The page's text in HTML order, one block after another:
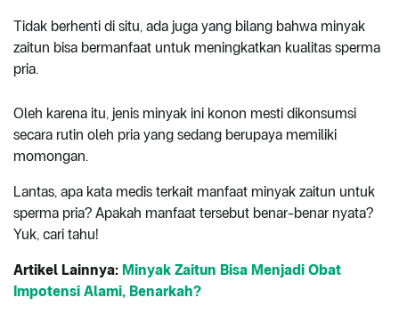
Tidak berhenti di situ, ada juga yang bilang bahwa minyak
zaitun bisa bermanfaat untuk meningkatkan kualitas sperma
pria.
Oleh karena itu, jenis minyak ini konon mesti dikonsumsi
secara rutin oleh pria yang sedang berupaya memiliki
momongan.
Lantas, apa kata medis terkait manfaat minyak zaitun untuk
sperma pria? Apakah manfaat tersebut benar-benar nyata?
Yuk, cari tahu!
Artikel Lainnya: Minyak Zaitun Bisa Menjadi Obat
Impotensi Alami, Benarkah?